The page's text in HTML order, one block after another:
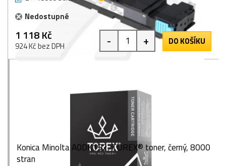
Nedostupné
1 118 Kč
924 Kč bez DPH - + DO KOŠÍKU
Konica Minolta A0DK152, TOREX® toner, černý, 8000
stran